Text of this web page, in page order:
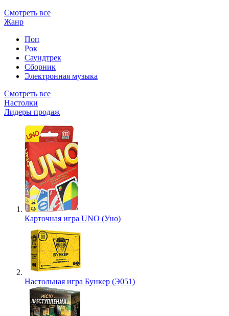
Смотреть все
Жанр
Поп
Рок
Саундтрек
Сборник
Электронная музыка
Смотреть все
Настолки
Лидеры продаж
Карточная игра UNO (Уно)
Настольная игра Бункер (Э051)